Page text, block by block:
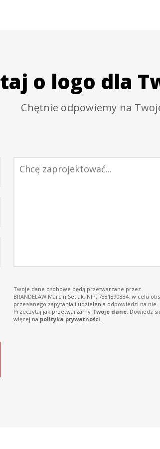
o logo dla
Chętnie odpowiemy na
Twoje dane osobowe będą przetwarzane przez
BRANDELAW Marcin Setlak, NIP: 7381890884, w celu obsługi
przesłanego zapytania i udzielenia odpowiedzi na nie.
Przeczytaj jak przetwarzamy Twoje dane
więcej na
polityka prywatności